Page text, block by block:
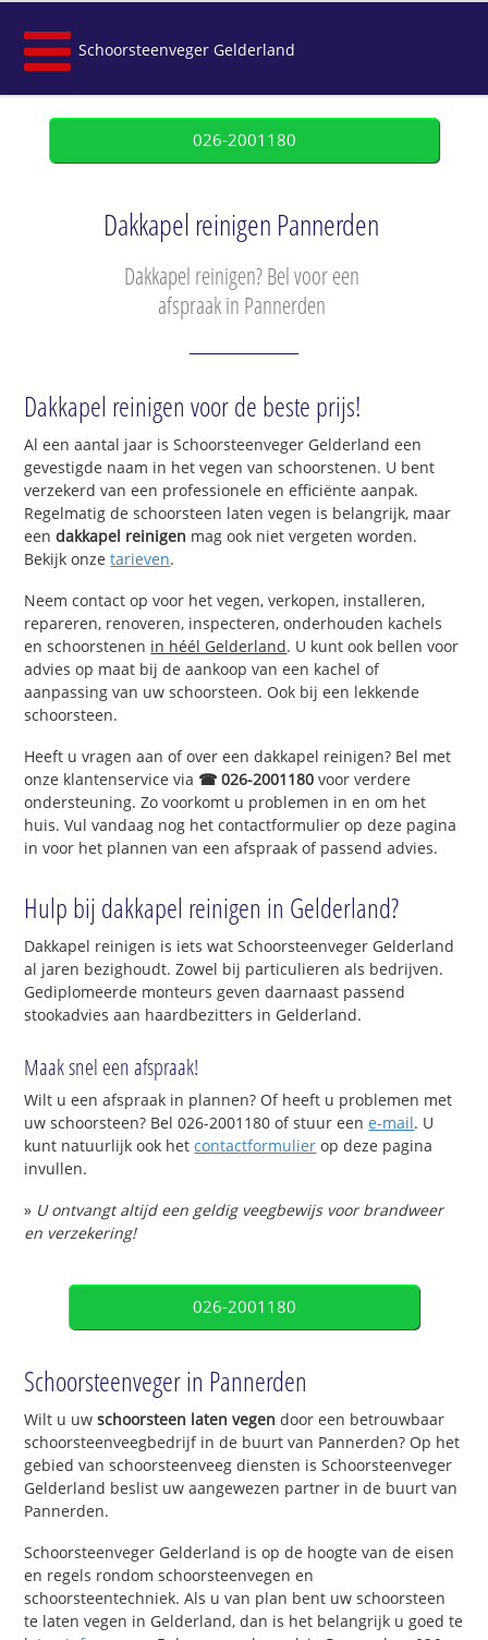
Schoorsteenveger Gelderland
026-2001180
Dakkapel reinigen Pannerden
Dakkapel reinigen? Bel voor een
afspraak in Pannerden
Dakkapel reinigen voor de beste prijs!
Al een aantal jaar is Schoorsteenveger Gelderland een
gevestigde naam in het vegen van schoorstenen. U bent
verzekerd van een professionele en efficiënte aanpak.
Regelmatig de schoorsteen laten vegen is belangrijk, maar
eendakkapel reinigen mag ook niet vergeten worden.
Bekijk onzetarieven.
Neem contact op voor het vegen, verkopen, installeren,
repareren, renoveren, inspecteren, onderhouden kachels
en schoorstenen in héél Gelderland. U kunt ook bellen voor
advies op maat bij de aankoop van een kachel of
aanpassing van uw schoorsteen. Ook bij een lekkende
schoorsteen.
Heeft u vragen aan of over een dakkapel reinigen? Bel met
onze klantenservice via ☎ 026-2001180 voor verdere
ondersteuning. Zo voorkomt u problemen in en om het
huis. Vul vandaag nog het contactformulier op deze pagina
in voor het plannen van een afspraak of passend advies.
Hulp bij dakkapel reinigen in Gelderland?
Dakkapel reinigen is iets wat Schoorsteenveger Gelderland
al jaren bezighoudt. Zowel bij particulieren als bedrijven.
Gediplomeerde monteurs geven daarnaast passend
stookadvies aan haardbezitters in Gelderland.
Maak snel een afspraak!
Wilt u een afspraak in plannen? Of heeft u problemen met
uw schoorsteen? Bel 026-2001180 of stuur eene-mail. U
kunt natuurlijk ook hetcontactformulier op deze pagina
invullen.
» U ontvangt altijd een geldig veegbewijs voor brandweer
en verzekering!
026-2001180
Schoorsteenveger in Pannerden
Wilt u uwschoorsteen laten vegen door een betrouwbaar
schoorsteenveegbedrijf in de buurt van Pannerden? Op het
gebied van schoorsteenveeg diensten is Schoorsteenveger
Gelderland beslist uw aangewezen partner in de buurt van
Pannerden.
Schoorsteenveger Gelderland is op de hoogte van de eisen
en regels rondom schoorsteenvegen en
schoorsteentechniek. Als u van plan bent uw schoorsteen
te laten vegen in Gelderland, dan is het belangrijk u goed te